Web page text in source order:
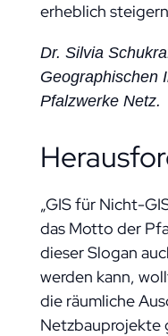
erheblich
Dr. Silvia
Geographischen
Pfalzwerke Netz.
„GIS für Nicht-
das Motto der
dieser Slogan
werden kann,
die räumliche
Netzbauprojekte